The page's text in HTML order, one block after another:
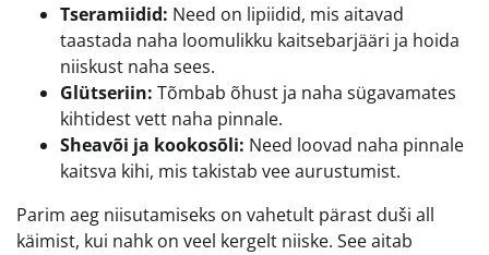
Tseramiidid: Need on lipiidid, mis aitavad
taastada naha loomulikku kaitsebarjääri ja hoida
niiskust naha sees.
Glütseriin: Tõmbab õhust ja naha sügavamates
kihtidest vett naha pinnale.
Sheavõi ja kookosõli: Need loovad naha pinnale
kaitsva kihi, mis takistab vee aurustumist.
Parim aeg niisutamiseks on vahetult pärast duši all
käimist, kui nahk on veel kergelt niiske. See aitab